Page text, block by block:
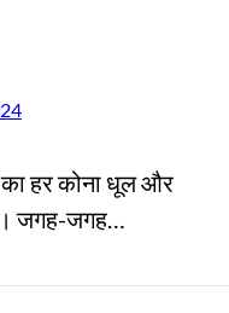
हर कोना धूल और
जगह-जगह…